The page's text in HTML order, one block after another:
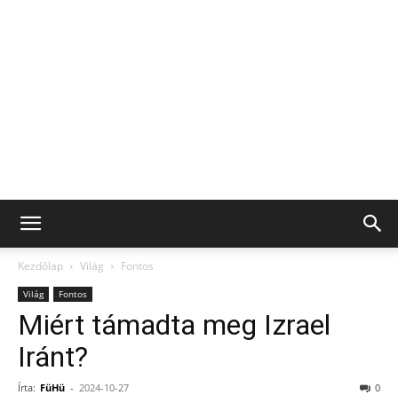
Kezdőlap Világ Fontos
Világ Fontos
Miért támadta meg Izrael
Iránt?
Írta: FüHü - 2024-10-27 0